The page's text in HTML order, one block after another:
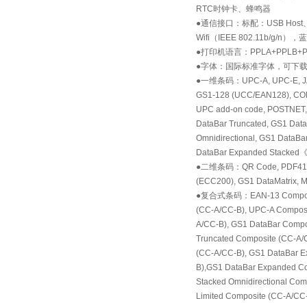
RTC时钟卡、蜂鸣器
●通信接口：标配：USB
Wifi（IEEE 802.11b/g/n），
●打印机语言：
●字体：国际标准字体，可下
●一维条码：UPC-A, UPC-E,
GS1-128 (UCC/EAN128),
UPC add-on code,
DataBar Truncated, GS1
Omnidirectional, GS1
DataBar Expanded Stacked《
●二维条码：QR Code,
(ECC200), GS1 DataMatrix,
●复合式条码：EAN-13
(CC-A/CC-B), UPC-A
A/CC-B), GS1 DataBar
Truncated Composite (CC-
(CC-A/CC-B), GS1 DataBar
B),GS1 DataBar Expanded
Stacked Omnidirectional
Limited Composite (CC-A/